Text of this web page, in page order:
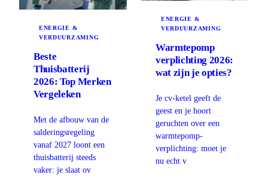
ENERGIE &
VERDUURZAMING
Beste
Thuisbatterij
2026: Top Merken
Vergeleken
Met de afbouw van de
salderingsregeling
vanaf 2027 loont een
thuisbatterij steeds
vaker: je slaat ov
ENERGIE &
VERDUURZAMING
Warmtepomp
verplichting 2026:
wat zijn je opties?
Je cv-ketel geeft de
geest en je hoort
geruchten over een
warmtepomp-
verplichting: moet je
nu echt v